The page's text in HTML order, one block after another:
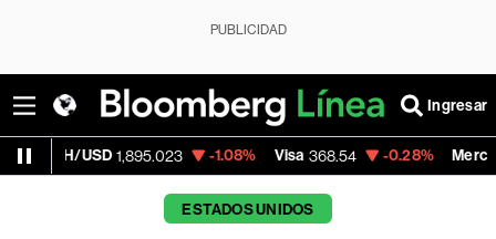
PUBLICIDAD
Ingresar
1,895.023 -1.08% Visa 368.54 -0.28% MercadoLibre
ESTADOS UNIDOS